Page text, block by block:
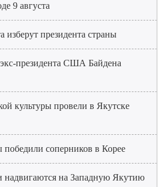
9 августа
изберут президента страны
президента США Байдена
культуры провели в Якутске
победили соперников в Корее
на Западную Якутию